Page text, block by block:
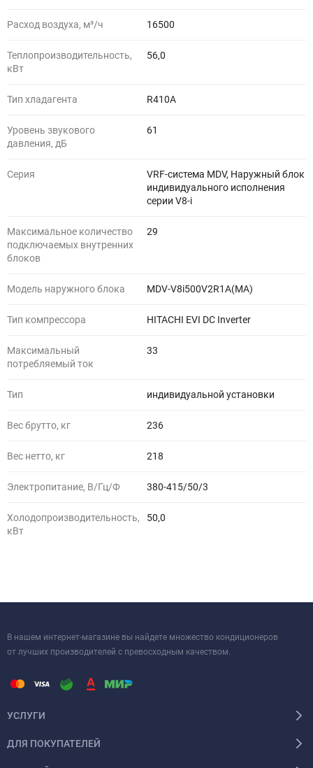
Расход воздуха, м³/ч 16500
Теплопроизводительность,
кВт
56,0
Тип хладагента R410A
Уровень звукового
давления, дБ
61
Серия
VRF-система MDV, Наружный блок
индивидуального исполнения
серии V8-i
Максимальное количество
подключаемых внутренних
блоков
29
Модель наружного блока MDV-V8i500V2R1A(MA)
Тип компрессора HITACHI EVI DC Inverter
Максимальный
потребляемый ток
33
Тип индивидуальной установки
Вес брутто, кг 236
Вес нетто, кг 218
Электропитание, В/Гц/Ф 380-415/50/3
Холодопроизводительность,
кВт
50,0
В нашем интернет-магазине вы найдете множество кондиционеров
от лучших производителей с превосходным качеством.
УСЛУГИ
ДЛЯ ПОКУПАТЕЛЕЙ